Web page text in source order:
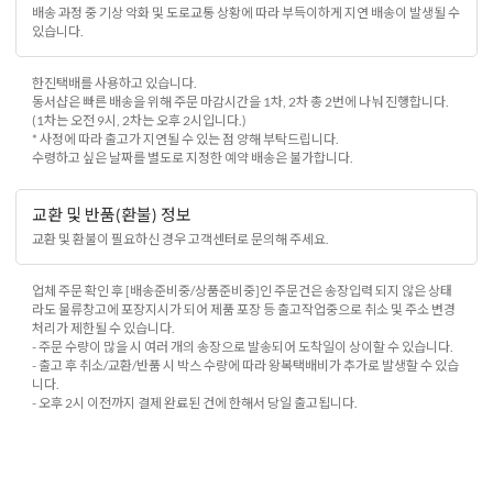
배송 과정 중 기상 악화 및 도로교통 상황에 따라 부득이하게 지연 배송이 발생될 수
있습니다.
한진택배를 사용하고 있습니다.
동서샵은 빠른 배송을 위해 주문 마감시간을 1차, 2차 총 2번에 나눠 진행합니다.
(1차는 오전 9시, 2차는 오후 2시입니다.)
* 사정에 따라 출고가 지연될 수 있는 점 양해 부탁드립니다.
수령하고 싶은 날짜를 별도로 지정한 예약 배송은 불가합니다.
교환 및 반품(환불) 정보
교환 및 환불이 필요하신 경우 고객센터로 문의해 주세요.
업체 주문 확인 후 [배송준비중/상품준비중]인 주문건은 송장입력 되지 않은 상태
라도 물류창고에 포장지시가 되어 제품 포장 등 출고작업중으로 취소 및 주소 변경
처리가 제한될 수 있습니다.
- 주문 수량이 많을 시 여러 개의 송장으로 발송되어 도착일이 상이할 수 있습니다.
- 출고 후 취소/교환/반품 시 박스 수량에 따라 왕복택배비가 추가로 발생할 수 있습
니다.
- 오후 2시 이전까지 결제 완료된 건에 한해서 당일 출고됩니다.